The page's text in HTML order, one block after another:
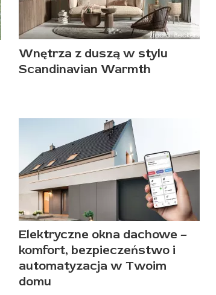
Wnętrza z duszą w stylu
Scandinavian Warmth
Elektryczne okna dachowe –
komfort, bezpieczeństwo i
automatyzacja w Twoim
domu